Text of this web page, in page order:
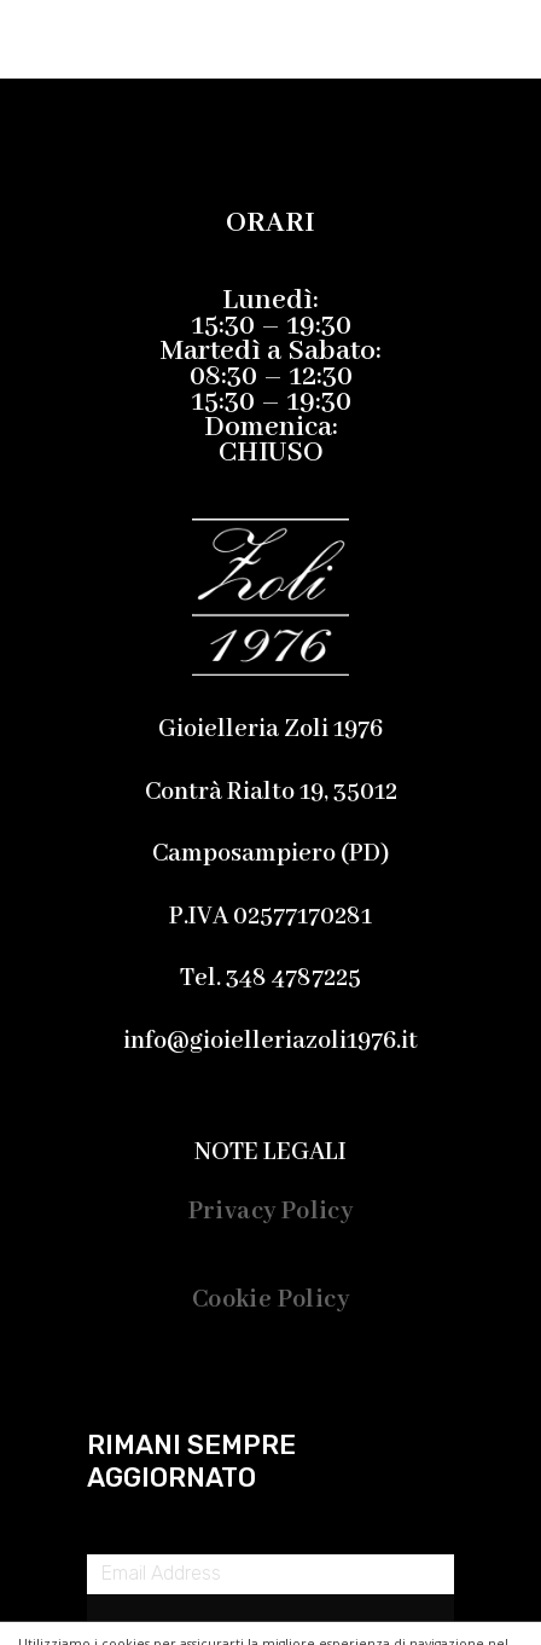
ORARI
Lunedì:
15:30 – 19:30
Martedì a Sabato:
08:30 – 12:30
15:30 – 19:30
Domenica:
CHIUSO
Gioielleria Zoli 1976
Contrà Rialto 19, 35012
Camposampiero (PD)
P.IVA 02577170281
Tel. 348 4787225
info@gioielleriazoli1976.it
NOTE LEGALI
Privacy Policy
Cookie Policy
RIMANI SEMPRE
AGGIORNATO